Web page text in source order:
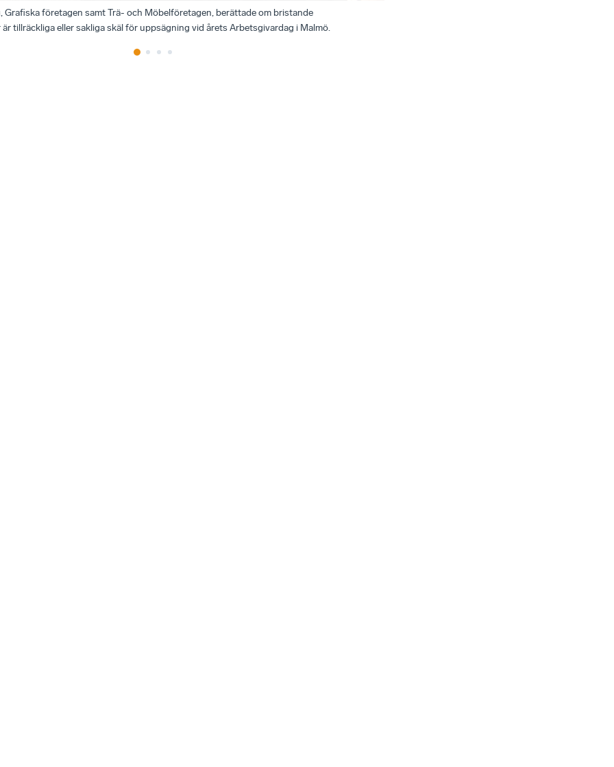
Grafiska företagen samt Trä- och Möbelföretagen, berättade om bristande
tillräckliga eller sakliga skäl för uppsägning vid årets Arbetsgivardag i Malmö.